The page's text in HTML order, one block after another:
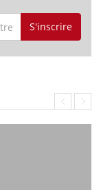
S'inscrire